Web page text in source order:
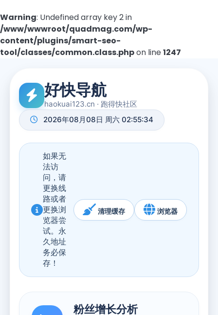
Warning: Undefined array key 2 in
/www/wwwroot/quadmag.com/wp-
content/plugins/smart-seo-
tool/classes/common.class.phpon line1247